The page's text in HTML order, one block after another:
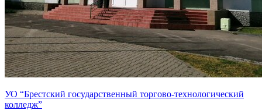
УО “Брестский государственный торгово-технологический
колледж”